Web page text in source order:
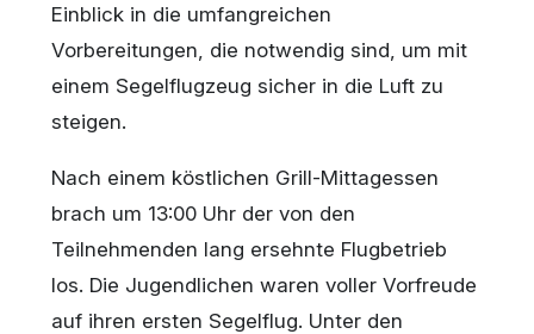
Einblick in die umfangreichen
Vorbereitungen, die notwendig sind, um mit
einem Segelflugzeug sicher in die Luft zu
steigen.
Nach einem köstlichen Grill-Mittagessen
brach um 13:00 Uhr der von den
Teilnehmenden lang ersehnte Flugbetrieb
los. Die Jugendlichen waren voller Vorfreude
auf ihren ersten Segelflug. Unter den